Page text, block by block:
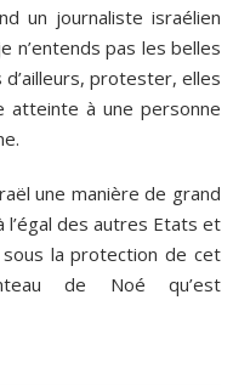
un journaliste israélien
n’entends pas les belles
protester, elles
atteinte à une personne
une manière de grand
des autres Etats et
la protection de cet
de Noé qu’est